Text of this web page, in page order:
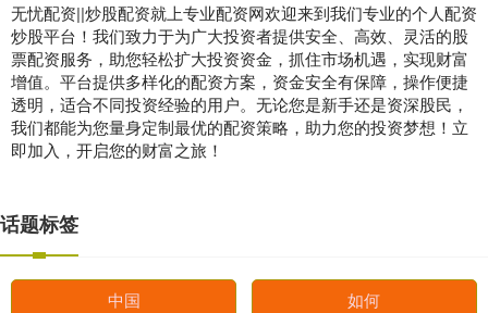
无忧配资||炒股配资就上专业配资网欢迎来到我们专业的个人配资
炒股平台！我们致力于为广大投资者提供安全、高效、灵活的股
票配资服务，助您轻松扩大投资资金，抓住市场机遇，实现财富
增值。平台提供多样化的配资方案，资金安全有保障，操作便捷
透明，适合不同投资经验的用户。无论您是新手还是资深股民，
我们都能为您量身定制最优的配资策略，助力您的投资梦想！立
即加入，开启您的财富之旅！
话题标签
中国 如何